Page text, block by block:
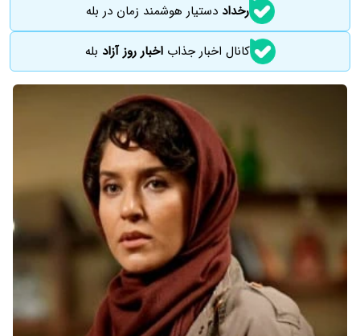
رخداددستیار هوشمند زمان در بله
کانال اخبار جذاباخبار روز آزاد بله